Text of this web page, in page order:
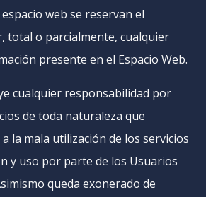
web se reservan el
total o parcialmente, cualquier
presente en el Espacio Web.
cualquier responsabilidad por
de toda naturaleza que
la mala utilización de los servicios
y uso por parte de los Usuarios
queda exonerado de